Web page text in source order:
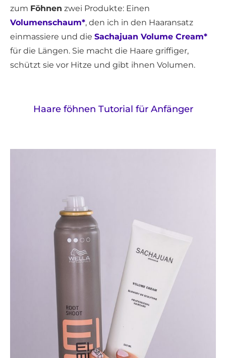
zum Föhnen zwei Produkte: Einen
Volumenschaum*, den ich in den Haaransatz
einmassiere und die Sachajuan Volume Cream*
für die Längen. Sie macht die Haare griffiger,
schützt sie vor Hitze und gibt ihnen Volumen.
Haare föhnen Tutorial für Anfänger